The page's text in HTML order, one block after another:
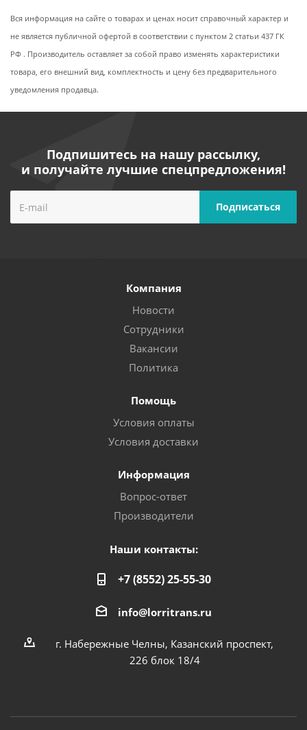
Вся информация на сайте о товарах и ценах носит справочный характер и
не является публичной офертой в соответствии с пунктом 2 статьи 437 ГК
РФ . Производитель оставляет за собой право изменять характеристики
товара, его внешний вид, комплектность и цену без предварительного
уведомления продавца.
Подпишитесь на нашу рассылку,
и получайте лучшие спецпредложения!
Компания
Новости
Сотрудники
Вакансии
Политика
Помощь
Условия оплаты
Условия доставки
Информация
Вопрос-ответ
Производители
Наши контакты:
+7 (8552) 25-55-30
info@lorritrans.ru
г. Набережные Челны, Казанский проспект,
226 блок 18/4